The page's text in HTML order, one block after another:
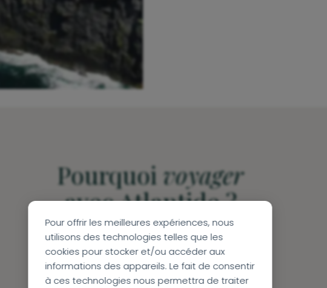
Pour offrir les meilleures expériences, nous
utilisons des technologies telles que les
cookies pour stocker et/ou accéder aux
informations des appareils. Le fait de consentir
à ces technologies nous permettra de traiter
Pourquoi voyager
avec Atlantide ?